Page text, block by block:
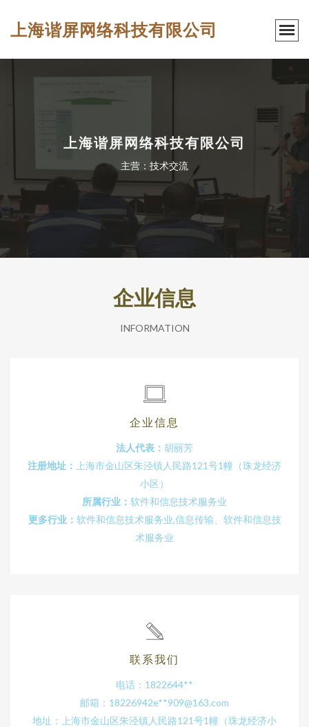
上海谐屏网络科技有限公司
上海谐屏网络科技有限公司
主营：技术交流
企业信息
INFORMATION
企业信息
法人代表： 胡丽芳
注册地址：
上海市金山区朱泾镇人民路121号1幢（珠龙经济
小区）
所属行业： 软件和信息技术服务业
更多行业： 软件和信息技术服务业,信息传输、软件和信息技
术服务业
联系我们
电话：1822644**
邮箱：18226942e**909@163.com
地址：上海市金山区朱泾镇人民路121号1幢（珠龙经济小